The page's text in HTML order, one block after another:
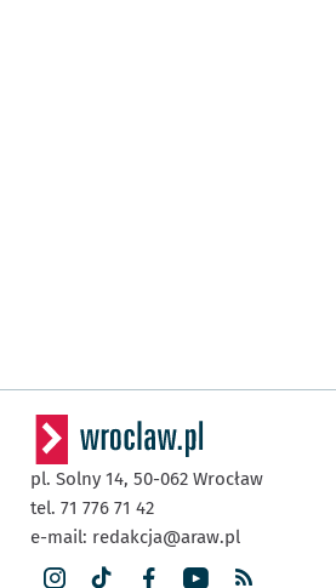
pl. Solny 14, 50-062 Wrocław
tel. 71 776 71 42
e-mail: redakcja@araw.pl